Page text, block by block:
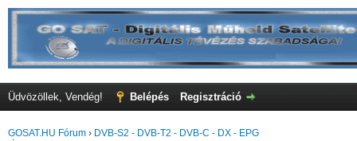
Üdvözöllek, Vendég! Belépés Regisztráció
GOSAT.HU Fórum › DVB-S2 - DVB-T2 - DVB-C - DX - EPG